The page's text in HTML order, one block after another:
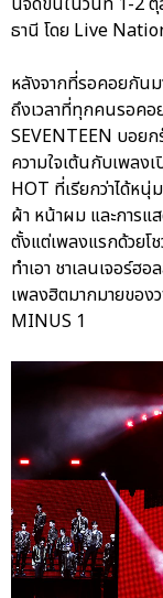
ธานี โดย Live
หลังจากที่รอคอยกัน
ถึงเวลาที่ทุกคนรอค
SEVENTEEN บอย
ความใจเต้นกับเพลง
HOT ที่เรียกว่าได้ห
ผ้า หน้าผม และการแ
ตั้งแต่เพลงแรกด้วยโ
ทำเอา ชาเลนเจอร์
เพลงฮิตมากมายขอ
MINUS 1